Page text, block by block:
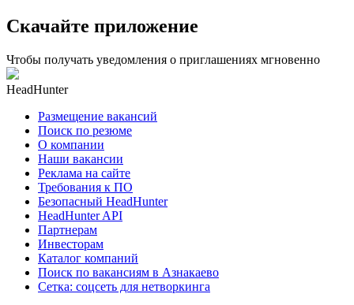
Скачайте приложение
Чтобы получать уведомления о приглашениях мгновенно
HeadHunter
Размещение вакансий
Поиск по резюме
О компании
Наши вакансии
Реклама на сайте
Требования к ПО
Безопасный HeadHunter
HeadHunter API
Партнерам
Инвесторам
Каталог компаний
Поиск по вакансиям в Азнакаево
Сетка: соцсеть для нетворкинга